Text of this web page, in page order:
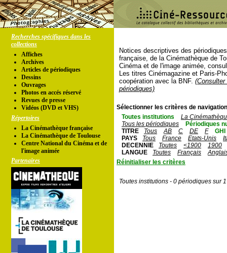
Recherches spécifiques dans les
collections
Affiches
Archives
Articles de périodiques
Dessins
Ouvrages
Photos en accés réservé
Revues de presse
Vidéos (DVD et VHS)
Répertoires
La Cinémathèque française
La Cinémathèque de Toulouse
Centre National du Cinéma et de
l'image animée
Partenaires
Notices descriptives des
française, de la Cinémathèque de
Cinéma et de l'image animée,
Les titres Cinémagazine et Paris-
coopération avec la BNF.
périodiques)
Sélectionner les critères de
Toutes institutions
La
Tous les périodiques
Périodiques
TITRE
Tous AB C DE F
GHI
PAYS
Tous France Etats-Unis
DECENNIE
Toutes <1900
1900
LANGUE
Toutes Français
Réinitialiser les critères
Toutes institutions - 0 périodiques sur